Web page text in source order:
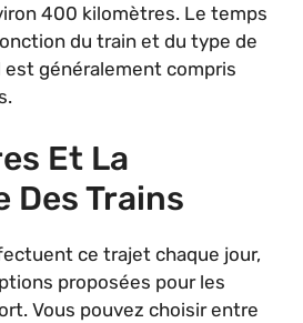
400 kilomètres. Le temps
du train et du type de
est généralement compris
Et La
Des Trains
ce trajet chaque jour,
proposées pour les
Vous pouvez choisir entre